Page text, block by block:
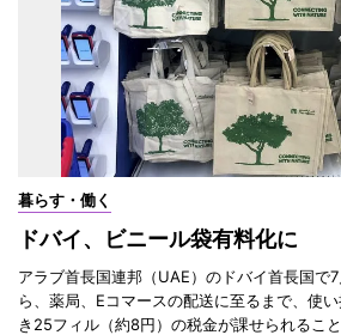
暮らす・働く
ドバイ、ビニール袋有料化に
アラブ首長国連邦（UAE）のドバイ首長国で
ら、薬局、Eコマースの配送に至るまで、使
き25フィル（約8円）の税金が課せられること